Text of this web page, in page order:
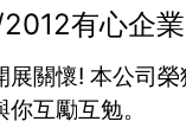
有心企業
展關懷! 本公司
互勵互勉。